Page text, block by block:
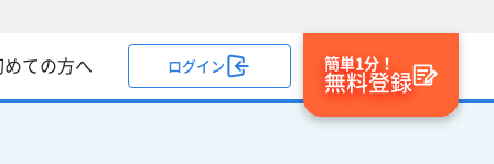
めての方へ ログイン 簡単1分！
無料登録